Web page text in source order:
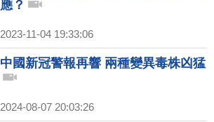
應？
2023-11-04 19:33:06
中國新冠警報再響 兩種變異毒株凶猛
2024-08-07 20:03:26